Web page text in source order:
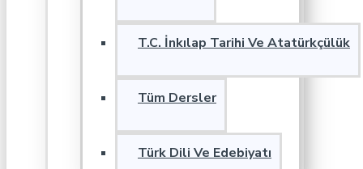
T.C. İnkılap Tarihi Ve Atatürkçülük
Tüm Dersler
Türk Dili Ve Edebiyatı